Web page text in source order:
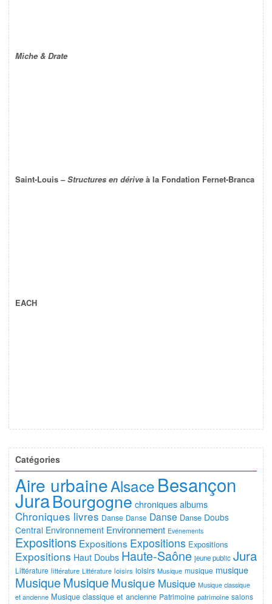
Miche & Drate
Saint-Louis –Structures en dérive à la Fondation Fernet-Branca
EACH
Catégories
Aire urbaineAlsace Besançon
JuraBourgogne chroniques albums
Chroniques livres Danse Danse Danse Danse Doubs
Central Environnement Environnement Evénements
Expositions Expositions Expositions Expositions
Expositions Haut Doubs Haute-Saône jeune public Jura
Littérature littérature Littérature loisirs loisirs Musique musique musique
MusiqueMusiqueMusique Musique Musique classique
et ancienne Musique classique et ancienne Patrimoine patrimoine salons